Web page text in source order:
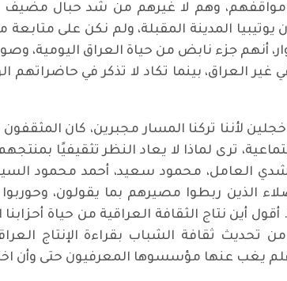
وهم لا غيرهم من شد حبال مضيف
المدينة المقبلة، ولم نكن على متابعة
أنهم جزء نابض من حياة العراق اليومية،
غير العراق، بينما تكاد لا تذكر في
لأننا تركنا المسار مجبرين، كان
ترى لماذا لا يعاد النظر تثقيفيًا
العامل، محمود سعيد، أحمد محمود
الذين ربطوا مصيرهم بما يقولون،
أين نتاج الثقافة العراقية من حياة
ثقافة الشباب بقراءة الإنتاج
يغب عنها مؤسسوها المعرفيون حتى وأن